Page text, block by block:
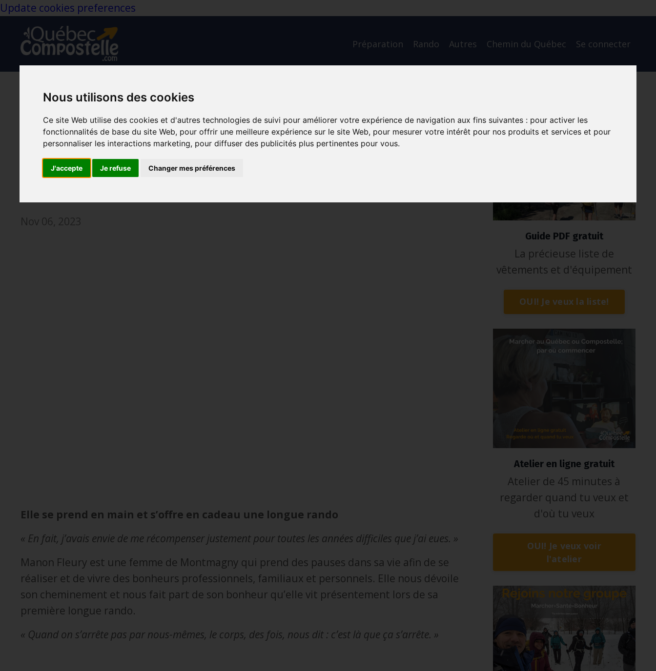
Nous utilisons des cookies
Ce site Web utilise des cookies et d'autres technologies de suivi pour améliorer votre expérience de navigation aux fins suivantes : pour activer les
fonctionnalités de base du site Web, pour offrir une meilleure expérience sur le site Web, pour mesurer votre intérêt pour nos produits et services et pour
personnaliser les interactions marketing, pour diffuser des publicités plus pertinentes pour vous.
J'accepte Je refuse Changer mes préférences
Update cookies preferences
Préparation Rando Autres Chemin du Québec Se connecter
Conférence/entrevue: Elle se prend en
main et s’offre en cadeau une longue
rando
Nov 06, 2023
Elle se prend en main et s’offre en cadeau une longue rando
« En fait, j’avais envie de me récompenser justement pour toutes les années difficiles que j’ai eues. »
Manon Fleury est une femme de Montmagny qui prend des pauses dans sa vie afin de se
réaliser et de vivre des bonheurs professionnels, familiaux et personnels. Elle nous dévoile
son cheminement et nous fait part de son bonheur qu’elle vit présentement lors de sa
première longue rando.
« Quand on s’arrête pas par nous-mêmes, le corps, des fois, nous dit : c’est là que ça s’arrête. »
Guide PDF gratuit
La précieuse liste de
vêtements et d'équipement
OUI! Je veux la liste!
Atelier en ligne gratuit
Atelier de 45 minutes à
regarder quand tu veux et
d'où tu veux
OUI! Je veux voir
l'atelier